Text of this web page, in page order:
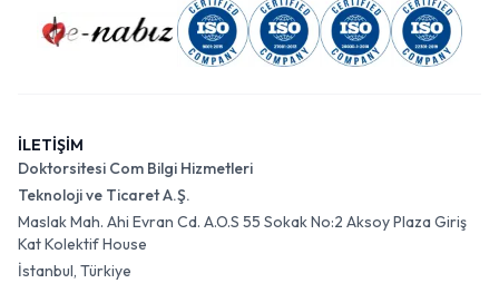
İLETİŞİM
Doktorsitesi Com Bilgi Hizmetleri
Teknoloji ve Ticaret A.Ş.
Maslak Mah. Ahi Evran Cd. A.O.S 55 Sokak No:2 Aksoy Plaza Giriş
Kat Kolektif House
İstanbul, Türkiye